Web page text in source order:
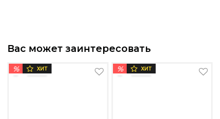
Вас может заинтересовать
% ХИТ % ХИТ